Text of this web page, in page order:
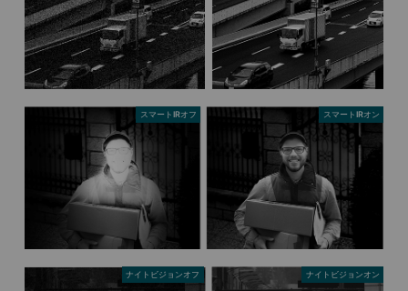
スマートIRオフ スマートIRオン
ナイトビジョンオフ ナイトビジョンオン